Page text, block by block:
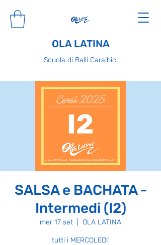
OLA LATINA
Scuola di Balli Caraibici
SALSA e BACHATA -
Intermedi (I2)
mer 17 set OLA LATINA
tutti i MERCOLEDI'